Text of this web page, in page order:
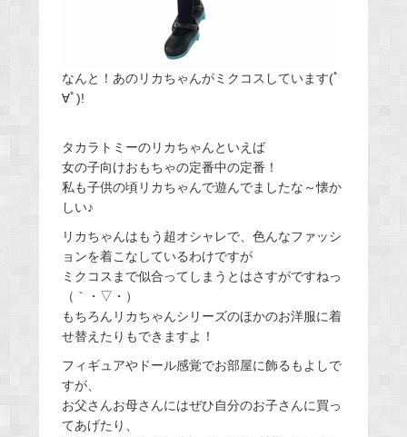
なんと！あのリカちゃんがミクコスしています(ﾟ
∀ﾟ)!
タカラトミーのリカちゃんといえば
女の子向けおもちゃの定番中の定番！
私も子供の頃リカちゃんで遊んでましたな～懐か
しい♪
リカちゃんはもう超オシャレで、色んなファッシ
ョンを着こなしているわけですが
ミクコスまで似合ってしまうとはさすがですねっ
（｀・▽・）
もちろんリカちゃんシリーズのほかのお洋服に着
せ替えたりもできますよ！
フィギュアやドール感覚でお部屋に飾るもよしで
すが、
お父さんお母さんにはぜひ自分のお子さんに買っ
てあげたり、